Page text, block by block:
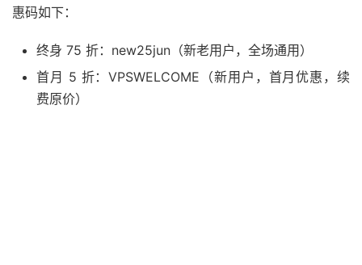
惠码如下：
终身 75 折：new25jun（新老用户，全场通用）
首月 5 折：VPSWELCOME（新用户，首月优惠，续
费原价）